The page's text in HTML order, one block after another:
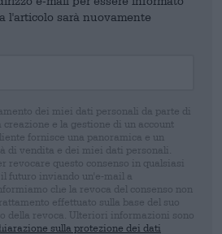
l'articolo sarà nuovamente
dei miei dati personali da parte di
e la gestione di un account
fornisce una panoramica e un
di vendita e dei miei dati personali.
revocare questo consenso in qualsiasi
futuro inviando un'e-mail a
che la revoca del consenso non
effettuato sulla base del suo
della revoca. Ulteriori informazioni sono
sulla protezione dei dati